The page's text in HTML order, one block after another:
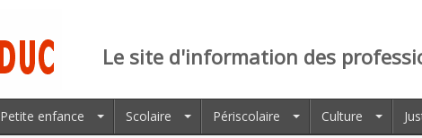
Le site d'information des
Petite enfance Scolaire Périscolaire Culture